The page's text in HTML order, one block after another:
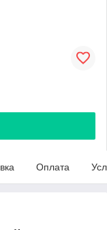
Оплата